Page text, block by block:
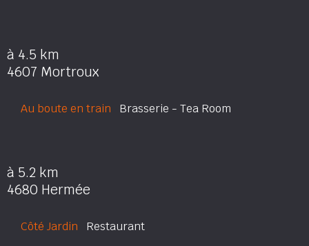
à 4.5 km
4607 Mortroux
Au boute en train Brasserie - Tea Room
à 5.2 km
4680 Hermée
Côté Jardin Restaurant